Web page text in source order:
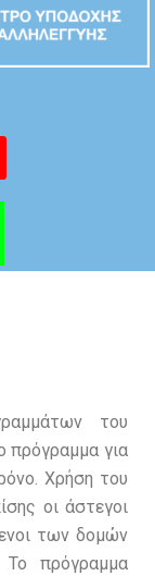
του
πρόγραμμα για
Χρήση του
οι άστεγοι
των δομών
Το πρόγραμμα